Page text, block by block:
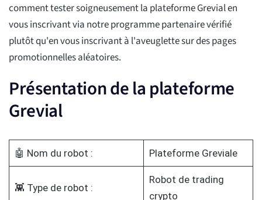
comment tester soigneusement la plateforme Grevial en
vous inscrivant via notre programme partenaire vérifié
plutôt qu'en vous inscrivant à l'aveuglette sur des pages
promotionnelles aléatoires.
Présentation de la plateforme
Grevial
🤖 Nom du robot : Plateforme Greviale
👾 Type de robot :
Robot de trading
crypto